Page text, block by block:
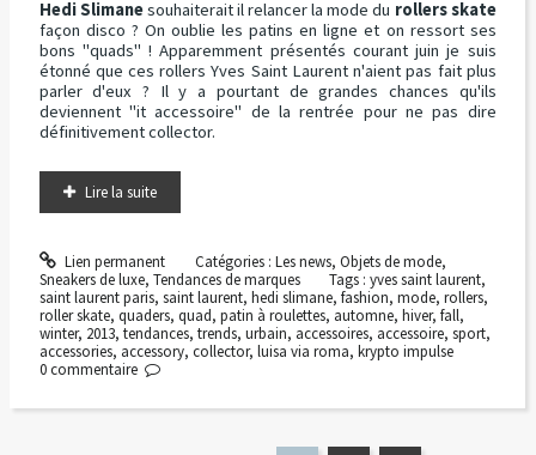
Hedi Slimanesouhaiterait il relancer la mode du rollers skate
façon disco ? On oublie les patins en ligne et on ressort ses
bons "quads" ! Apparemment présentés courant juin je suis
étonné que ces rollers Yves Saint Laurent n'aient pas fait plus
parler d'eux ? Il y a pourtant de grandes chances qu'ils
deviennent "it accessoire" de la rentrée pour ne pas dire
définitivement collector.
Lire la suite
Lien permanent Catégories : Les news, Objets de mode,
Sneakers de luxe, Tendances de marques Tags :yves saint laurent,
saint laurent paris, saint laurent, hedi slimane, fashion, mode, rollers,
roller skate, quaders, quad, patin à roulettes, automne, hiver, fall,
winter, 2013, tendances, trends, urbain, accessoires, accessoire, sport,
accessories, accessory, collector, luisa via roma, krypto impulse
0 commentaire